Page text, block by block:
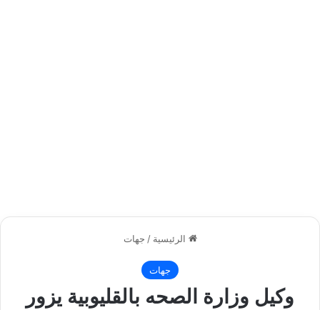
الرئيسية / جهات
جهات
وكيل وزارة الصحه بالقليوبية يزور